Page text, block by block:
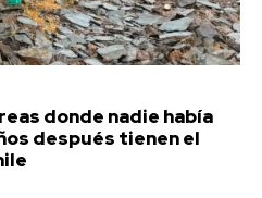
donde nadie había
después tienen el